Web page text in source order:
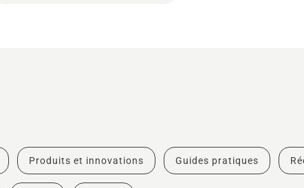
Produits et innovations Guides pratiques